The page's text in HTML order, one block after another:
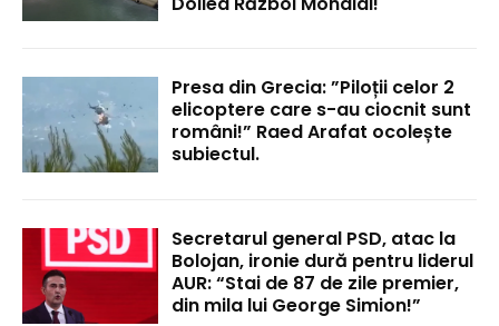
Presa din Grecia: ”Piloții celor 2
elicoptere care s-au ciocnit sunt
români!” Raed Arafat ocolește
subiectul.
Secretarul general PSD, atac la
Bolojan, ironie dură pentru liderul
AUR: “Stai de 87 de zile premier,
din mila lui George Simion!”